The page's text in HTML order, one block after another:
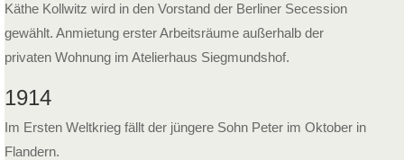
Käthe Kollwitz wird in den Vorstand der Berliner Secession
gewählt. Anmietung erster Arbeitsräume außerhalb der
privaten Wohnung im Atelierhaus Siegmundshof.
1914
Im Ersten Weltkrieg fällt der jüngere Sohn Peter im Oktober in
Flandern.